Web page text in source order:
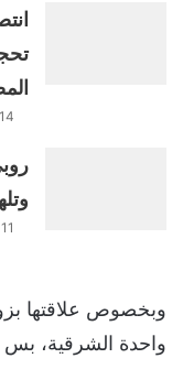
14 أغسطس، 2025
11 أغسطس، 2025
وبخصوص علاقتها
واحدة الشرقية،